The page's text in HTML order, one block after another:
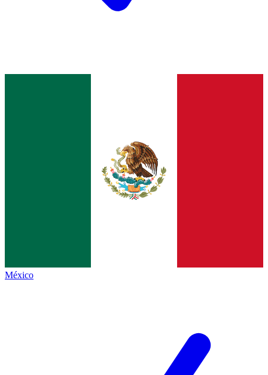
México